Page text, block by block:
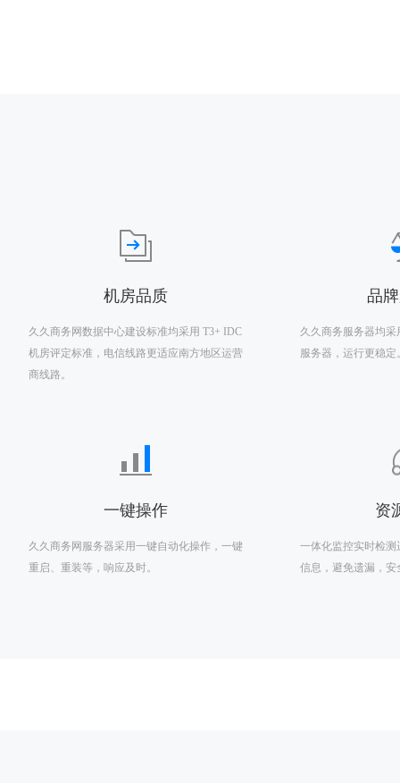
机房品质
久久商务网数据中心建设标准均采用 T3+ IDC
机房评定标准，电信线路更适应南方地区运营
商线路。
品
久久商务服务器均
服务器，运行更稳定
一键操作
久久商务网服务器采用一键自动化操作，一键
重启、重装等，响应及时。
资
一体化监控实时检
信息，避免遗漏，安